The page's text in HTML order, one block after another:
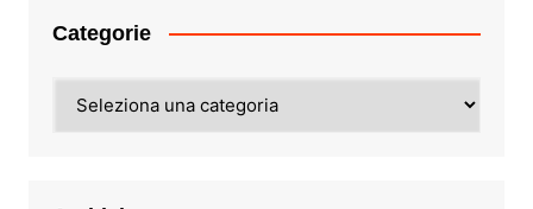
Categorie